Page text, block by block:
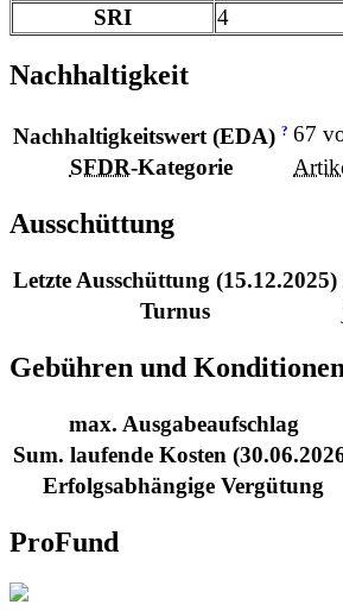
SRI
4
Nachhaltigkeit
Nachhaltigkeitswert (EDA) ? 67
SFDR-Kategorie
Ausschüttung
Letzte Ausschüttung (15.12.2025)
Turnus
Gebühren und Konditionen
max. Ausgabeaufschlag
Sum. laufende Kosten
Erfolgsabhängige Vergütung
ProFund